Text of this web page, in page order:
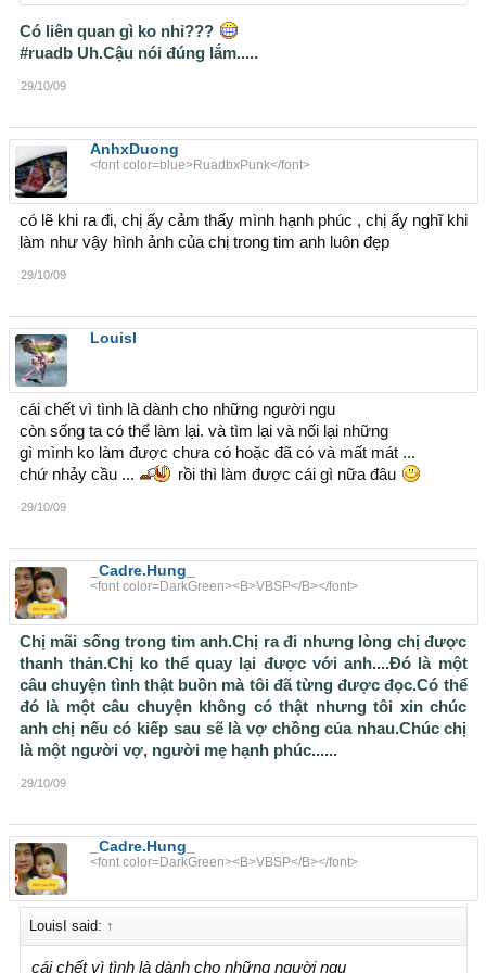
Lan rất mừng khi biết tin tôi được học bổng đi du học nước
ngoài nhưng đồng thời cô ấy cũng buồn da diết. Tôi nhận
thấy điều đó rõ ràng trước khi tôi lên đường sang Singapore.
Tối nào chúng tôi gặp nhau, mắt Lan cũng rưng rưng nhưng
chúng mình sẽ cưới nhau. Hai năm thôi mà”.
Sang Singapore, tôi cắm đầu vào học và làm. Hàng đêm,
khi kết thúc công việc tại một quán cháo của người Hoa, tôi
sự với người yêu mình. Lan của tôi ở trong nước cũng
đoàn truyền thông khá lớn. Lan làm việc chăm chỉ và
thường được khen thưởng mỗi tuần. Lan hồ hởi khoe với tôi
rằng cứ đà này, sau một năm, lương cô ấy có thể tăng lên
gấp đôi, gấp ba.
Quãng thời gian ngọt ngào của chúng tôi trôi qua khá nhanh,
muốn nói chuyện dài và lấy lý do đang bận công việc. Tôi
không mảy may nghi ngờ người yêu mình vì tôi cho rằng tôi
đủ hiểu Lan, cô ấy đang rất nỗ lực để khẳng định mình trong
công ty mới.
Một buổi tối tháng 8, tôi đi làm về, như thường lệ, tôi mở hộp
thư để check mail và rất bất ngờ khi thấy người yêu tôi gửi
thư điện tử cho mình. Tôi vừa mở thư vừa nghĩ: “Bình
thường toàn chờ nhau lên để chat, hôm nay lại gửi thư cơ
vào mắt mình, cho tới bây giờ, tôi vẫn còn nhớ rõ bức thư
ngày ấy Lan viết cho tôi, cô ấy viết đại ý là không thể chờ tôi
được nữa và cô ấy đã có người yêu mới, cô ấy sắp cưới và
xin tôi tha lỗi.
Có liên quan gì ko nhỉ???
#ruadb Uh.Cậu nói đúng lắm.....
29/10/09
AnhxDuong
<font color=blue>RuadbxPunk</font>
có lẽ khi ra đi, chị ấy cảm thấy mình hạnh phúc , chị ấy nghĩ khi
làm như vậy hình ảnh của chị trong tim anh luôn đẹp
29/10/09
LouisI
cái chết vì tình là dành cho những người ngu
còn sống ta có thể làm lại. và tìm lại và nối lại những
gì mình ko làm được chưa có hoặc đã có và mất mát ...
chứ nhảy cầu ...
rồi thì làm được cái gì nữa đâu
29/10/09
_Cadre.Hung_
<font color=DarkGreen><B>VBSP</B></font>
Chị mãi sống trong tim anh.Chị ra đi nhưng lòng chị được
thanh thản.Chị ko thể quay lại được với anh....Đó là một
câu chuyện tình thật buồn mà tôi đã từng được đọc.Có thể
đó là một câu chuyện không có thật nhưng tôi xin chúc
anh chị nếu có kiếp sau sẽ là vợ chồng của nhau.Chúc chị
là một người vợ, người mẹ hạnh phúc......
29/10/09
_Cadre.Hung_
<font color=DarkGreen><B>VBSP</B></font>
LouisI said: ↑
cái chết vì tình là dành cho những người ngu